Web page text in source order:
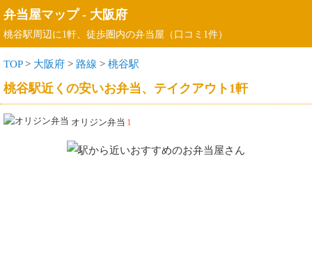
弁当屋マップ- 大阪府
桃谷駅周辺に1軒、徒歩圏内の弁当屋（口コミ1件）
TOP> 大阪府 > 路線 > 桃谷駅
桃谷駅近くの安いお弁当、テイクアウト1軒
オリジン弁当 1